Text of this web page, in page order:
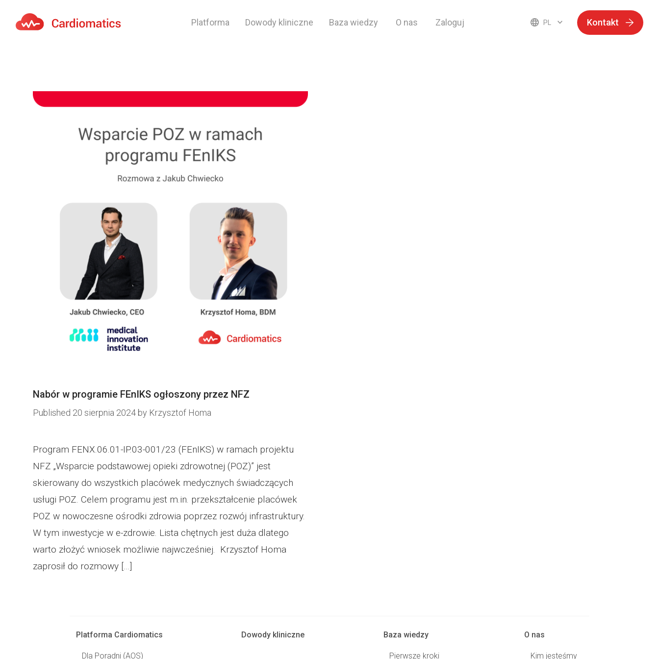
Platforma Dowody kliniczne Baza wiedzy O nas Zaloguj PL Kontakt
Nabór w programie FEnIKS ogłoszony przez NFZ
Published 20 sierpnia 2024 by Krzysztof Homa
Program FENX.06.01-IP.03-001/23 (FEnIKS) w ramach projektu
NFZ „Wsparcie podstawowej opieki zdrowotnej (POZ)” jest
skierowany do wszystkich placówek medycznych świadczących
usługi POZ. Celem programu jest m.in. przekształcenie placówek
POZ w nowoczesne ośrodki zdrowia poprzez rozwój infrastruktury.
W tym inwestycje w e-zdrowie. Lista chętnych jest duża dlatego
warto złożyć wniosek możliwie najwcześniej. Krzysztof Homa
zaprosił do rozmowy […]
Platforma Cardiomatics
Dla Poradni (AOS)
Dowody kliniczne Baza wiedzy
Pierwsze kroki
O nas
Kim jesteśmy